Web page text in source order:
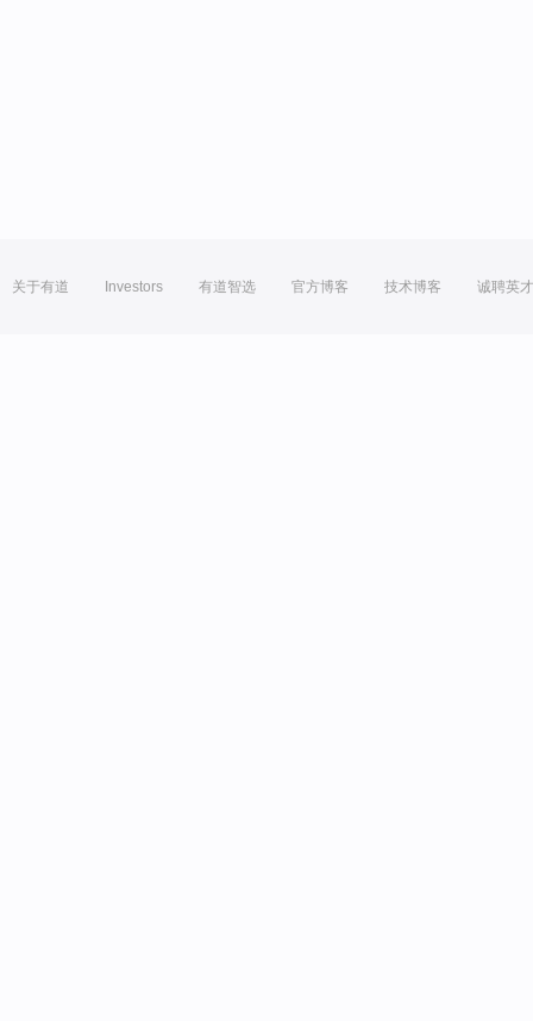
关于有道 Investors 有道智选 官方博客 技术博客 诚聘英才